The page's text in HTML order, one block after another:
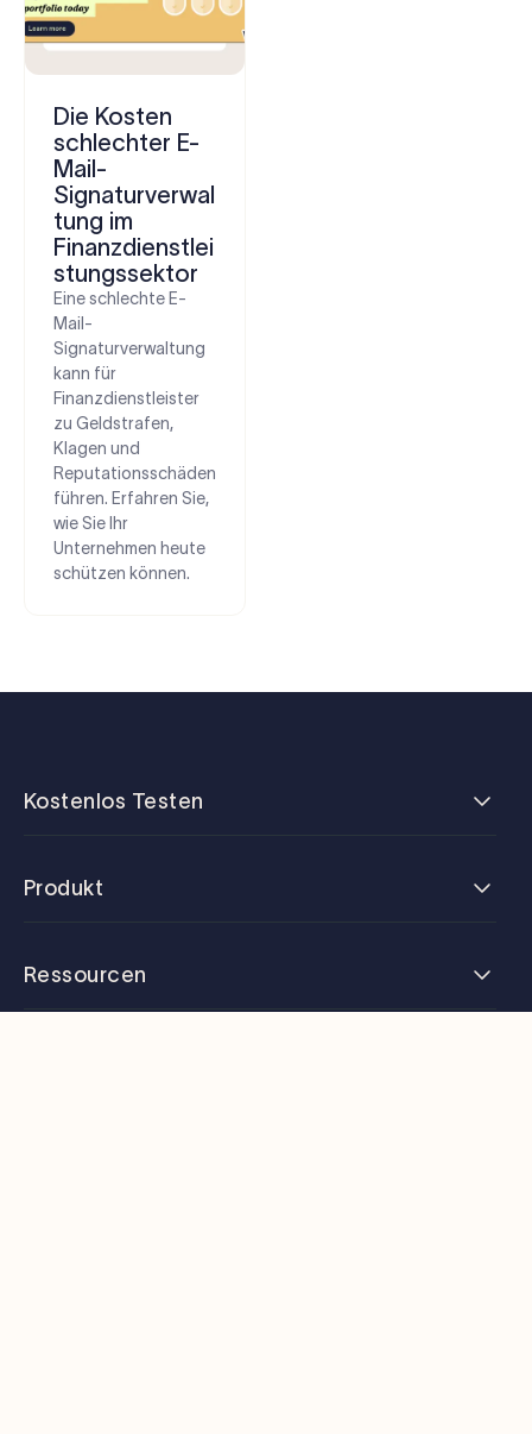
Die Kosten
schlechter E-
Mail-
Signaturverwal
tung im
Finanzdienstlei
stungssektor
Eine schlechte E-
Mail-
Signaturverwaltung
kann für
Finanzdienstleister
zu Geldstrafen,
Klagen und
Reputationsschäden
führen. Erfahren Sie,
wie Sie Ihr
Unternehmen heute
schützen können.
Kostenlos Testen
Produkt
Ressourcen